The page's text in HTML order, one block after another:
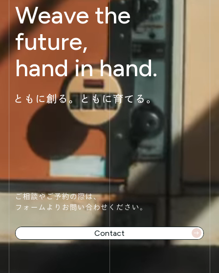
Weave the
future,
hand in hand.
ご相談やご予約の際は、
フォームよりお問い合わせください。
Contact
👉
Contact 👉 Contact 👉 Contact 👉